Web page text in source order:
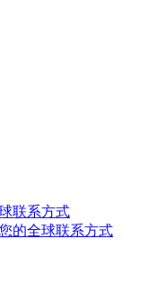
联系方式
的全球联系方式